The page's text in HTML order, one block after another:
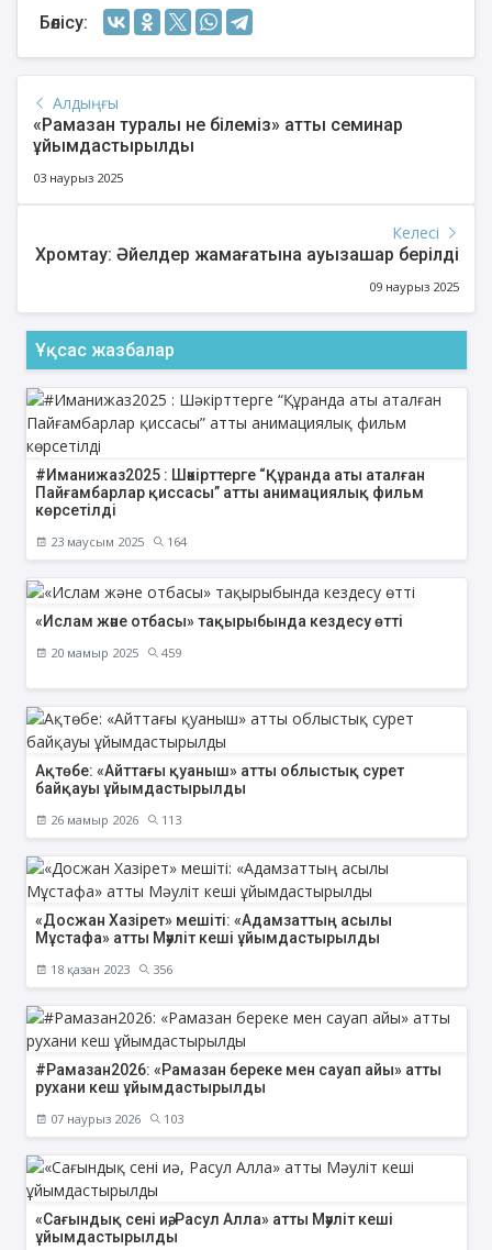
Бөлісу:
Алдыңғы
«Рамазан туралы не білеміз» атты семинар
ұйымдастырылды
03 наурыз 2025
Келесі
Хромтау: Әйелдер жамағатына ауызашар берілді
09 наурыз 2025
Ұқсас жазбалар
#Иманижаз2025 : Шәкірттерге “Құранда аты аталған
Пайғамбарлар қиссасы” атты анимациялық фильм
көрсетілді
23 маусым 2025 164
«Ислам және отбасы» тақырыбында кездесу өтті
20 мамыр 2025 459
Ақтөбе: «Айттағы қуаныш» атты облыстық сурет
байқауы ұйымдастырылды
26 мамыр 2026 113
«Досжан Хазірет» мешіті: «Адамзаттың асылы
Мұстафа» атты Мәуліт кеші ұйымдастырылды
18 қазан 2023 356
#Рамазан2026: «Рамазан береке мен сауап айы» атты
рухани кеш ұйымдастырылды
07 наурыз 2026 103
«Сағындық сені иә, Расул Алла» атты Мәуліт кеші
ұйымдастырылды